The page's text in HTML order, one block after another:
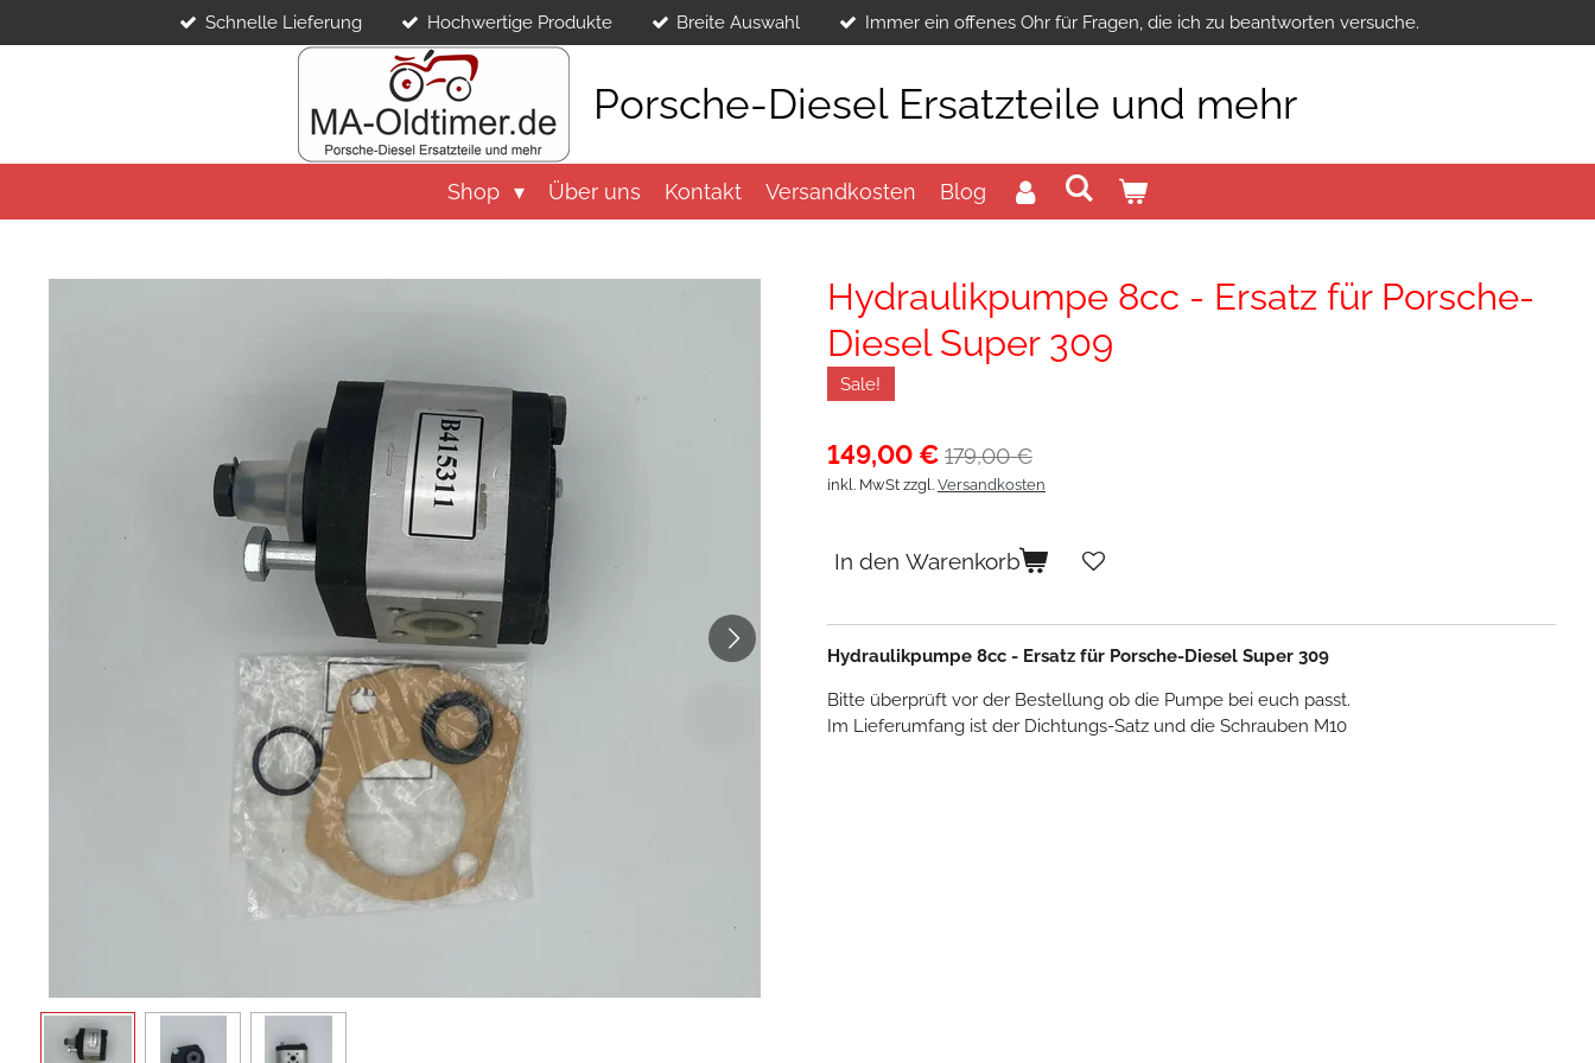
Hauptinhalt
Schnelle Lieferung Hochwertige Produkte Breite Auswahl Immer ein offenes Ohr für Fragen, die ich zu beantworten versuche.
Porsche-Diesel Ersatzteile und mehr
Shop Über uns Kontakt Versandkosten Blog
Hydraulikpumpe 8cc - Ersatz für Porsche-
Diesel Super 309
Sale!
149,00 € 179,00 €
inkl. MwSt zzgl. Versandkosten
In den Warenkorb
Hydraulikpumpe 8cc - Ersatz für Porsche-Diesel Super 309
Bitte überprüft vor der Bestellung ob die Pumpe bei euch passt.
Im Lieferumfang ist der Dichtungs-Satz und die Schrauben M10